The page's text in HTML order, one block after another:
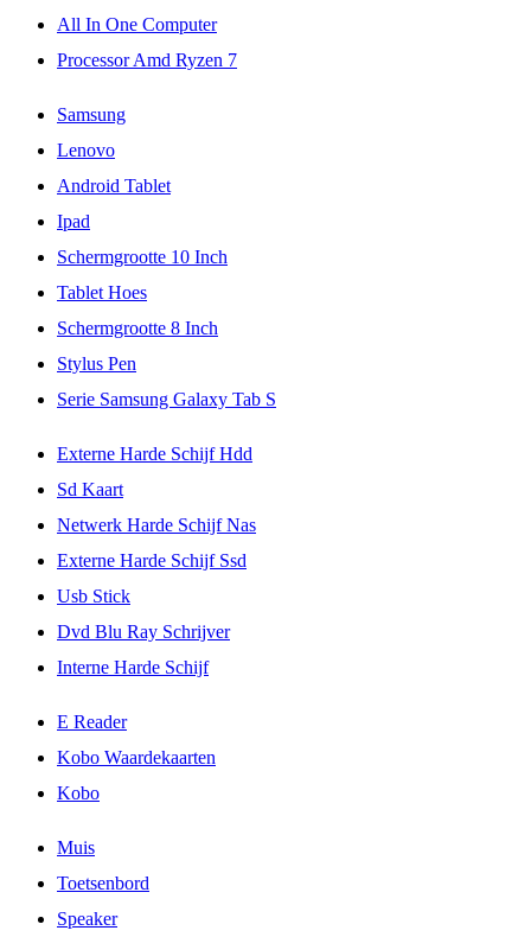
All In One Computer
Processor Amd Ryzen 7
Samsung
Lenovo
Android Tablet
Ipad
Schermgrootte 10 Inch
Tablet Hoes
Schermgrootte 8 Inch
Stylus Pen
Serie Samsung Galaxy Tab S
Externe Harde Schijf Hdd
Sd Kaart
Netwerk Harde Schijf Nas
Externe Harde Schijf Ssd
Usb Stick
Dvd Blu Ray Schrijver
Interne Harde Schijf
E Reader
Kobo Waardekaarten
Kobo
Muis
Toetsenbord
Speaker